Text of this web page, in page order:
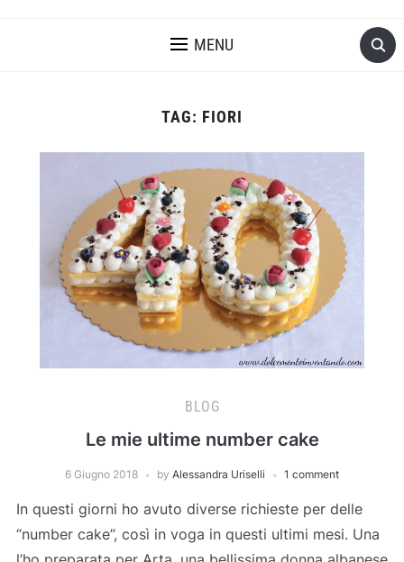
MENU
TAG: FIORI
BLOG
Le mie ultime number cake
6 Giugno 2018 by Alessandra Uriselli 1 comment
In questi giorni ho avuto diverse richieste per delle
“number cake”, così in voga in questi ultimi mesi. Una